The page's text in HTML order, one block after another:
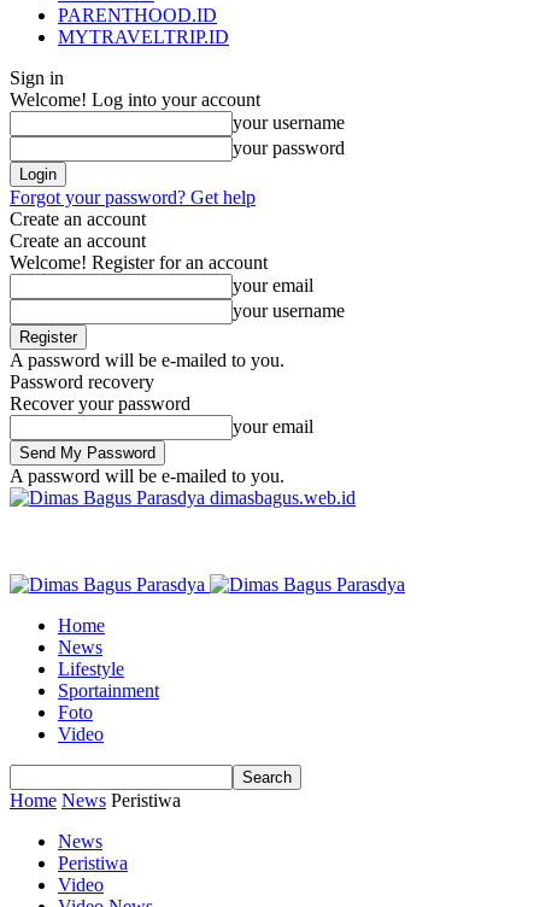
PARENTHOOD.ID
MYTRAVELTRIP.ID
Sign in
Welcome! Log into your account
your username
your password
Forgot your password? Get help
Create an account
Create an account
Welcome! Register for an account
your email
your username
A password will be e-mailed to you.
Password recovery
Recover your password
your email
A password will be e-mailed to you.
dimasbagus.web.id
Home
News
Lifestyle
Sportainment
Foto
Video
Home News Peristiwa
News
Peristiwa
Video